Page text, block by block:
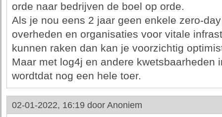
orde naar bedrijven de boel op orde.
Als je nou eens 2 jaar geen enkele zero-
overheden en organisaties voor vitale
kunnen raken dan kan je voorzichtig
Maar met log4j en andere kwetsbaarheden
wordtdat nog een hele toer.
02-01-2022, 16:19 door Anoniem